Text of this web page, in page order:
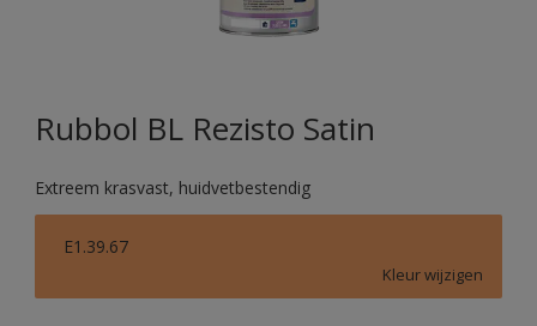
Rubbol BL Rezisto Satin
Extreem krasvast, huidvetbestendig
E1.39.67
Kleur wijzigen